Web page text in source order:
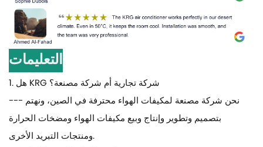
التعليمات
1. هل KRG شركة تجارية أم شركة مصنعة؟
--- نحن شركة مصنعة لمكيفات الهواء محترفة في الصين، ونهتم
بتصميم وتطوير وإنتاج وبيع مكيفات الهواء ومضخات الحرارة
ومنتجات التبريد الأخرى.